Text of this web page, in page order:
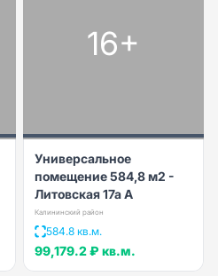
16+
Универсальное
помещение 584,8 м2 -
Литовская 17а А
Калининский район
584.8 кв.м.
99,179.2 ₽ кв.м.